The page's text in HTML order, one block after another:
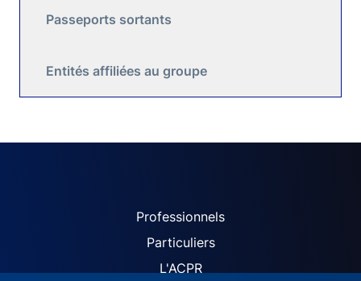
Passeports sortants
Entités affiliées au groupe
ACPR site navigation
Professionnels
Particuliers
L'ACPR